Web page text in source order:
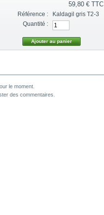
59,80 €TTC
Référence :
Kaldagil gris T2-3
Quantité :
le moment.
des commentaires.